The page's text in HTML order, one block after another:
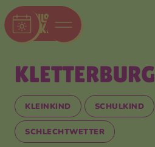
KLETTER­BURG
KLEINKIND SCHULKIND
SCHLECHTWETTER